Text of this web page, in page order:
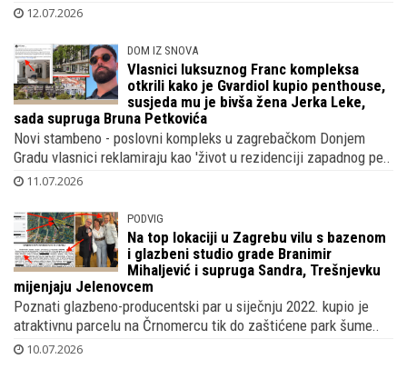
12.07.2026
DOM IZ SNOVA
Vlasnici luksuznog Franc kompleksa
otkrili kako je Gvardiol kupio penthouse,
susjeda mu je bivša žena Jerka Leke,
sada supruga Bruna Petkovića
Novi stambeno - poslovni kompleks u zagrebačkom Donjem
Gradu vlasnici reklamiraju kao 'život u rezidenciji zapadnog pe..
11.07.2026
PODVIG
Na top lokaciji u Zagrebu vilu s bazenom
i glazbeni studio grade Branimir
Mihaljević i supruga Sandra, Trešnjevku
mijenjaju Jelenovcem
Poznati glazbeno-producentski par u siječnju 2022. kupio je
atraktivnu parcelu na Črnomercu tik do zaštićene park šume..
10.07.2026